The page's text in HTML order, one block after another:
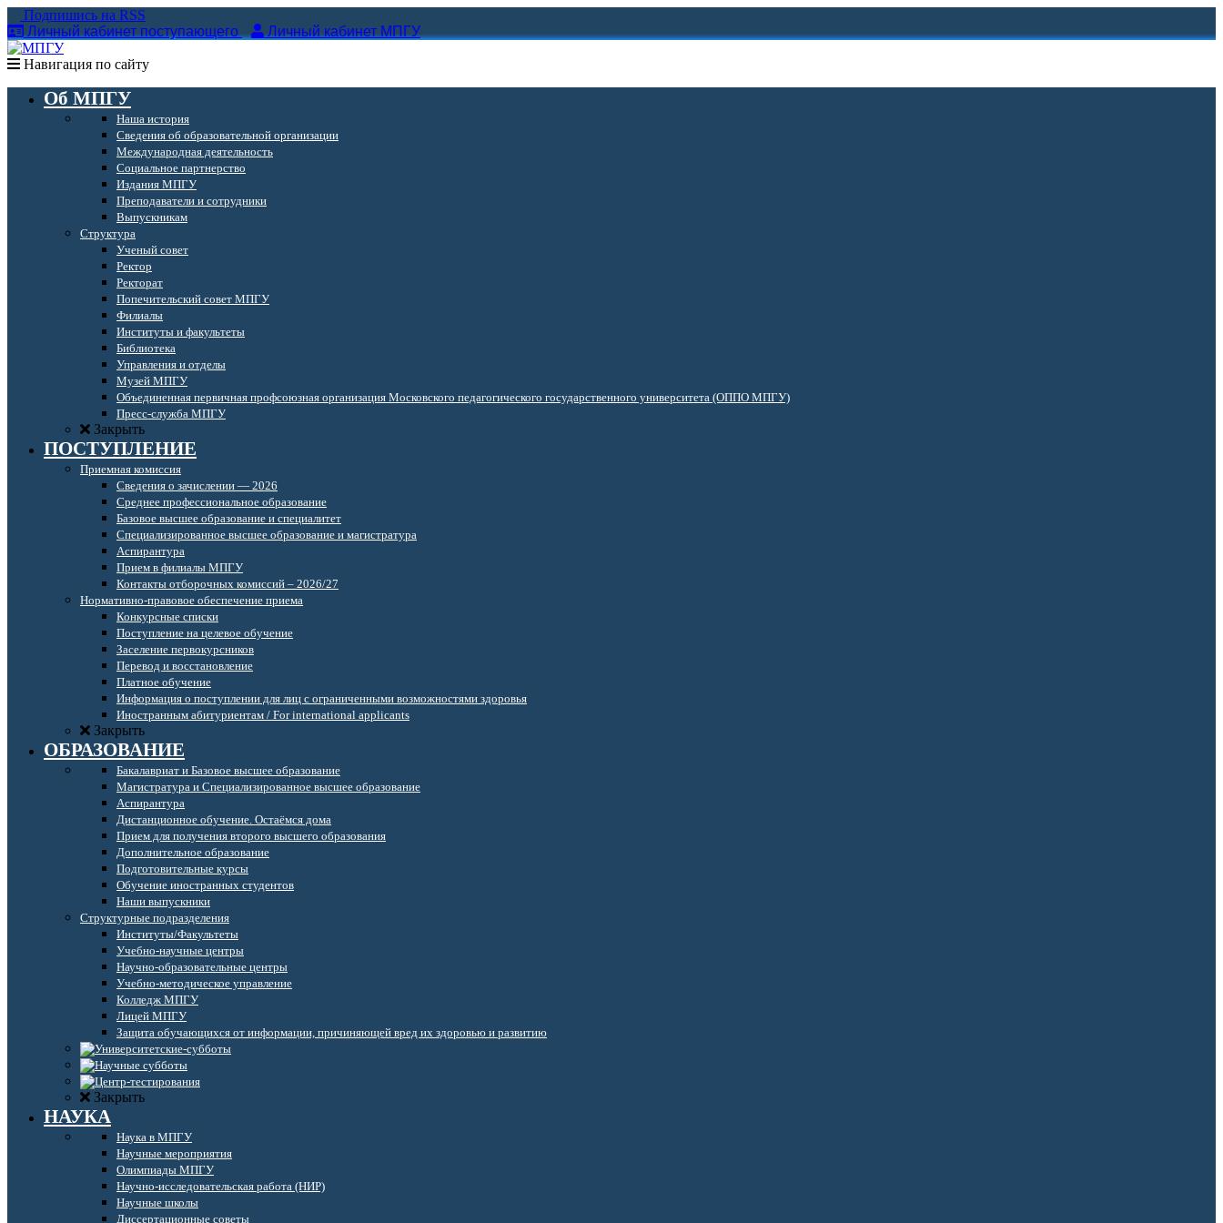
Подпишись на RSS
Личный кабинет поступающего
Личный кабинет МПГУ
Навигация по сайту
Об МПГУ
Наша история
Сведения об образовательной организации
Международная деятельность
Социальное партнерство
Издания МПГУ
Преподаватели и сотрудники
Выпускникам
Структура
Ученый совет
Ректор
Ректорат
Попечительский совет МПГУ
Филиалы
Институты и факультеты
Библиотека
Управления и отделы
Музей МПГУ
Объединенная первичная профсоюзная организация Московского педагогического государственного университета (ОППО МПГУ)
Пресс-служба МПГУ
Закрыть
ПОСТУПЛЕНИЕ
Приемная комиссия
Сведения о зачислении — 2026
Среднее профессиональное образование
Базовое высшее образование и специалитет
Специализированное высшее образование и магистратура
Аспирантура
Прием в филиалы МПГУ
Контакты отборочных комиссий – 2026/27
Нормативно-правовое обеспечение приема
Конкурсные списки
Поступление на целевое обучение
Заселение первокурсников
Перевод и восстановление
Платное обучение
Информация о поступлении для лиц с ограниченными возможностями здоровья
Иностранным абитуриентам / For international applicants
Закрыть
ОБРАЗОВАНИЕ
Бакалавриат и Базовое высшее образование
Магистратура и Специализированное высшее образование
Аспирантура
Дистанционное обучение. Остаёмся дома
Прием для получения второго высшего образования
Дополнительное образование
Подготовительные курсы
Обучение иностранных студентов
Наши выпускники
Структурные подразделения
Институты/Факультеты
Учебно-научные центры
Научно-образовательные центры
Учебно-методическое управление
Колледж МПГУ
Лицей МПГУ
Защита обучающихся от информации, причиняющей вред их здоровью и развитию
Закрыть
НАУКА
Наука в МПГУ
Научные мероприятия
Олимпиады МПГУ
Научно-исследовательская работа (НИР)
Научные школы
Диссертационные советы